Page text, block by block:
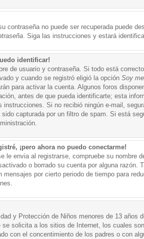
contraseña no puede ser recuperada puede
. Siga las instrucciones y estará
identificar!
de usuario y contraseña. Si todo está
y cuando se registró eligió la opción Soy
para activar la cuenta. Algunos foros
antes de que pueda identificarte; esta
instrucciones. Si no recibió ningún e-mail,
capturada por un filtro de spam. Si está
¡pero ahora no puedo conectarme!
le envia al registrarse, compruebe su nombre
o borrado su cuenta por alguna razón.
mensajes por cierto periodo de tiempo para
y Protección de Niños menores de 13 años
se solicita a los sitios de Internet, los cuales
con el concentimiento de los padres o con